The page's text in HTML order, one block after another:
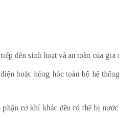
đến sinh hoạt và an toàn của gia
hoặc hỏng hóc toàn bộ hệ
cơ khí khác đều có thể bị